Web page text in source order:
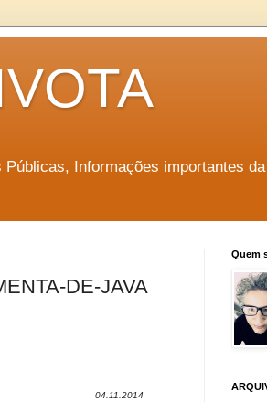
Informações importantes
DE-JAVA
04.11.2014
Quem